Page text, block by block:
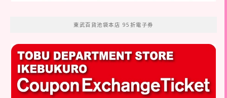
東武百貨池袋本店 95折電子券